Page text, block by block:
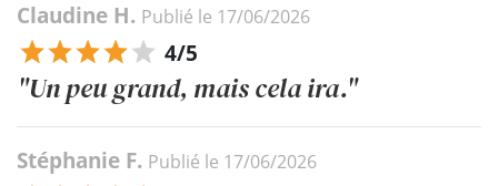
Claudine H. Publié le 17/06/2026
4/5
"Un peu grand, mais cela ira."
Stéphanie F. Publié le 17/06/2026